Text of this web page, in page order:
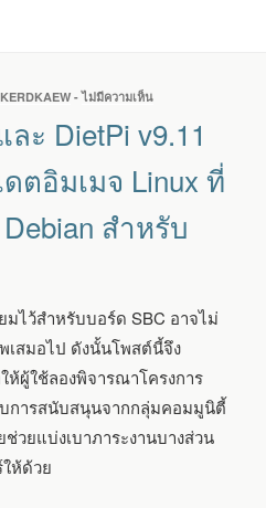
-ไม่มีความเห็น
V25.2
DIETPI
เปิด
ตัว
LINUX
ที่
และ
DEBIAN
ะ DietPi v9.11
ตอิมเมจ Linux ที่
สำหรับ
มไว้สำหรับบอร์ด SBC อาจไม่
เสมอไป ดังนั้นโพสต์นี้จึง
ห้ผู้ใช้ลองพิจารณาโครงการ
บการสนับสนุนจากกลุ่มคอมมูนิตี้
วยแบ่งเบาภาระงานบางส่วน
ห้ด้วย